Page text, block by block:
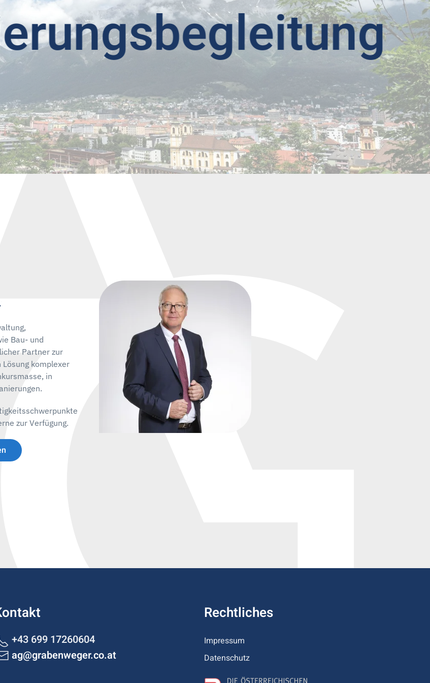
Bau- und
Partner zur
komplexer
in
zur Verfügung.
+43 699 17260604
ag@grabenweger.co.at
Rechtliches
Impressum
Datenschutz